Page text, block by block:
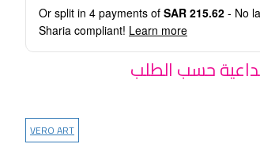
Or split in 4 payments of SAR 215.62 - No
Sharia compliant! Learn more
حسب الطلب
VERO ART